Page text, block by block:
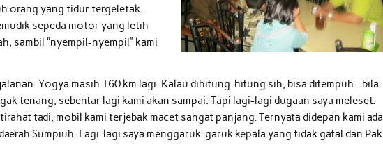
orang yang tidur tergeletak.
sepeda motor yang letih
sambil “nyempil-nyempil” kami
Yogya masih 160 km lagi. Kalau dihitung-hitung sih, bisa ditempuh –bila
tenang, sebentar lagi kami akan sampai. Tapi lagi-lagi dugaan saya meleset.
tadi, mobil kami terjebak macet sangat panjang. Ternyata didepan kami ada
Sumpiuh. Lagi-lagi saya menggaruk-garuk kepala yang tidak gatal dan Pak